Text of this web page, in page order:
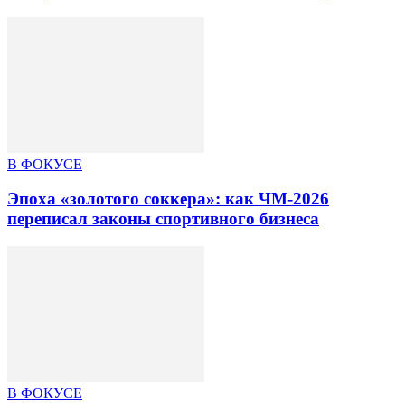
В ФОКУСЕ
Эпоха «золотого соккера»: как ЧМ-2026
переписал законы спортивного бизнеса
В ФОКУСЕ